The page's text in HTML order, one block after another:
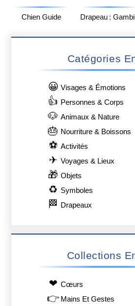
Chien Guide Drapeau :
Catégories
😀 Visages & Émotions
👍 Personnes & Corps
🐶 Animaux & Nature
🎂 Nourriture & Boissons
⚽ Activités
✈ Voyages & Lieux
🎁 Objets
♻ Symboles
🏁 Drapeaux
Collections
❤ Сœurs
👉 Mains Et Gestes